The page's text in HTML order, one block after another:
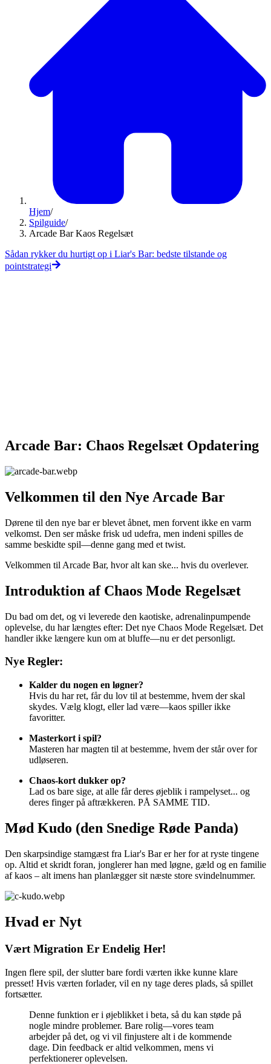
Hjem/
Spilguide/
Arcade Bar Kaos Regelsæt
Sådan rykker du hurtigt op i Liar's Bar: bedste tilstande og
pointstrategi
Arcade Bar: Chaos Regelsæt Opdatering
Velkommen til den Nye Arcade Bar
Dørene til den nye bar er blevet åbnet, men forvent ikke en varm
velkomst. Den ser måske frisk ud udefra, men indeni spilles de
samme beskidte spil—denne gang med et twist.
Velkommen til Arcade Bar, hvor alt kan ske... hvis du overlever.
Introduktion af Chaos Mode Regelsæt
Du bad om det, og vi leverede den kaotiske, adrenalinpumpende
oplevelse, du har længtes efter: Det nye Chaos Mode Regelsæt. Det
handler ikke længere kun om at bluffe—nu er det personligt.
Nye Regler:
Kalder du nogen en løgner?
Hvis du har ret, får du lov til at bestemme, hvem der skal
skydes. Vælg klogt, eller lad være—kaos spiller ikke
favoritter.
Masterkort i spil?
Masteren har magten til at bestemme, hvem der står over for
udløseren.
Chaos-kort dukker op?
Lad os bare sige, at alle får deres øjeblik i rampelyset... og
deres finger på aftrækkeren. PÅ SAMME TID.
Mød Kudo (den Snedige Røde Panda)
Den skarpsindige stamgæst fra Liar's Bar er her for at ryste tingene
op. Altid et skridt foran, jonglerer han med løgne, gæld og en familie
af kaos – alt imens han planlægger sit næste store svindelnummer.
Hvad er Nyt
Vært Migration Er Endelig Her!
Ingen flere spil, der slutter bare fordi værten ikke kunne klare
presset! Hvis værten forlader, vil en ny tage deres plads, så spillet
fortsætter.
Denne funktion er i øjeblikket i beta, så du kan støde på
nogle mindre problemer. Bare rolig—vores team
arbejder på det, og vi vil finjustere alt i de kommende
dage. Din feedback er altid velkommen, mens vi
perfektionerer oplevelsen.